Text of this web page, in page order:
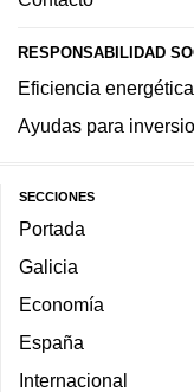
RESPONSABILIDAD
Eficiencia energética
Ayudas para
SECCIONES
Portada
Galicia
Economía
España
Internacional